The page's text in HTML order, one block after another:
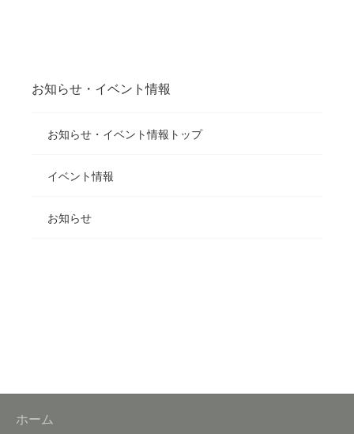
お知らせ・イベント情報
お知らせ・イベント情報トップ
イベント情報
お知らせ
ホーム